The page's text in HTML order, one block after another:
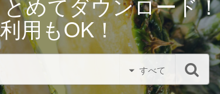
用もOK！
すべて